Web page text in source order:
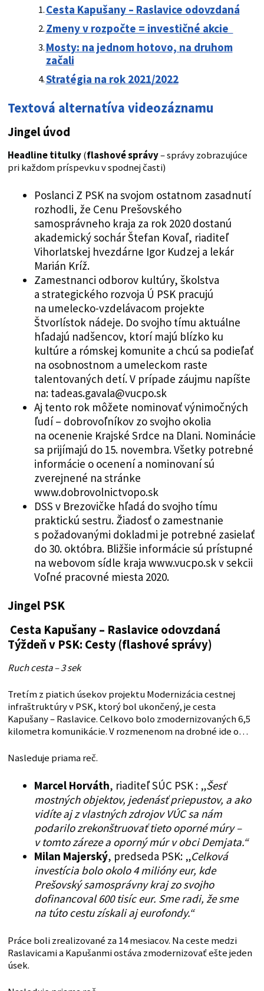
Cesta Kapušany – Raslavice odovzdaná
Zmeny v rozpočte = investičné akcie
Mosty: na jednom hotovo, na druhom
začali
Stratégia na rok 2021/2022
Textová alternatíva videozáznamu
Jingel úvod
Headline titulky(flashové správy– správy zobrazujúce
pri každom príspevku v spodnej časti)
Poslanci Z PSK na svojom ostatnom zasadnutí
rozhodli, že Cenu Prešovského
samosprávneho kraja za rok 2020 dostanú
akademický sochár Štefan Kovaľ, riaditeľ
Vihorlatskej hvezdárne Igor Kudzej a lekár
Marián Kríž.
Zamestnanci odborov kultúry, školstva
a strategického rozvoja Ú PSK pracujú
na umelecko-vzdelávacom projekte
Štvorlístok nádeje. Do svojho tímu aktuálne
hľadajú nadšencov, ktorí majú blízko ku
kultúre a rómskej komunite a chcú sa podieľať
na osobnostnom a umeleckom raste
talentovaných detí. V prípade záujmu napíšte
na: tadeas.gavala@vucpo.sk
Aj tento rok môžete nominovať výnimočných
ľudí – dobrovoľníkov zo svojho okolia
na ocenenie Krajské Srdce na Dlani. Nominácie
sa prijímajú do 15. novembra. Všetky potrebné
informácie o ocenení a nominovaní sú
zverejnené na stránke
www.dobrovolnictvopo.sk
DSS v Brezovičke hľadá do svojho tímu
praktickú sestru. Žiadosť o zamestnanie
s požadovanými dokladmi je potrebné zasielať
do 30. októbra. Bližšie informácie sú prístupné
na webovom sídle kraja www.vucpo.sk v sekcii
Voľné pracovné miesta 2020.
Jingel PSK
Cesta Kapušany – Raslavice odovzdaná
Týždeň v PSK: Cesty (flashové správy)
Ruch cesta – 3 sek
Tretím z piatich úsekov projektu Modernizácia cestnej
infraštruktúry v PSK, ktorý bol ukončený, je cesta
Kapušany – Raslavice. Celkovo bolo zmodernizovaných 6,5
kilometra komunikácie. V rozmenenom na drobné ide o…
Nasleduje priama reč.
Marcel Horváth, riaditeľ SÚC PSK : „Šesť
mostných objektov, jedenásť priepustov, a ako
vidíte aj z vlastných zdrojov VÚC sa nám
podarilo zrekonštruovať tieto oporné múry –
v tomto záreze a oporný múr v obci Demjata.“
Milan Majerský, predseda PSK: „Celková
investícia bolo okolo 4 milióny eur, kde
Prešovský samosprávny kraj zo svojho
dofinancoval 600 tisíc eur. Sme radi, že sme
na túto cestu získali aj eurofondy.“
Práce boli zrealizované za 14 mesiacov. Na ceste medzi
Raslavicami a Kapušanmi ostáva zmodernizovať ešte jeden
úsek.